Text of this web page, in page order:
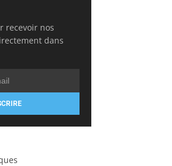
recevoir nos
dans